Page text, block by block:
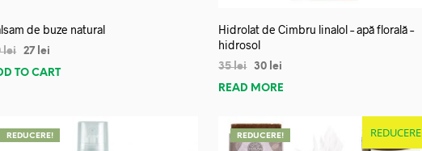
de buze natural
lei 27 lei
TO CART
Hidrolat de Cimbru linalol – apă florală –
hidrosol
35lei 30 lei
READ MORE
REDUCERE! REDUCERE
REDUCERE!